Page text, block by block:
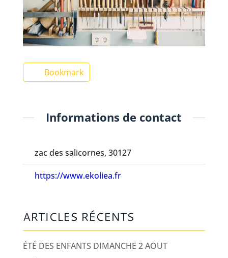
Bookmark
Informations de contact
zac des salicornes, 30127
https://www.ekoliea.fr
ARTICLES RÉCENTS
ÉTÉ DES ENFANTS DIMANCHE 2 AOUT